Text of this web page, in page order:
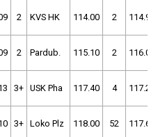
2 KVS HK 114.00 2 114.90
2 Pardub. 115.10 2 116.00
3+ USK Pha 117.40 4 117.20
3+ Loko Plz 118.00 52 117.60